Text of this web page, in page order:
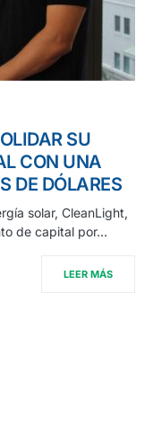
SU
CON UNA
DE DÓLARES
solar, CleanLight,
de capital por…
LEER MÁS